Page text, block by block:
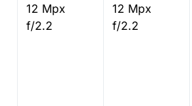
12 Mpx
f/2.2
12 Mpx
f/2.2